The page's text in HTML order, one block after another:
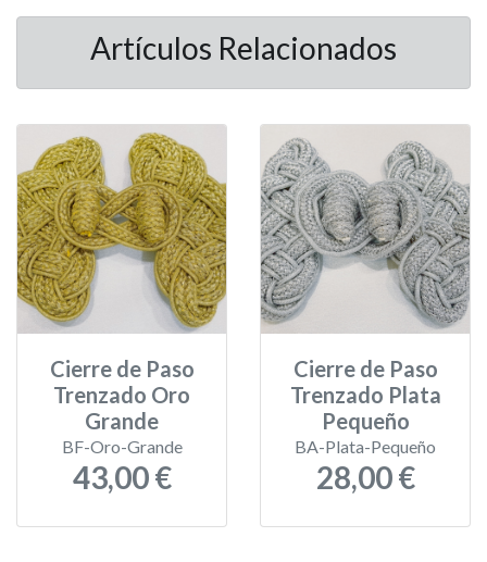
Artículos Relacionados
Cierre de Paso
Trenzado Oro
Grande
BF-Oro-Grande
43,00 €
Cierre de Paso
Trenzado Plata
Pequeño
BA-Plata-Pequeño
28,00 €